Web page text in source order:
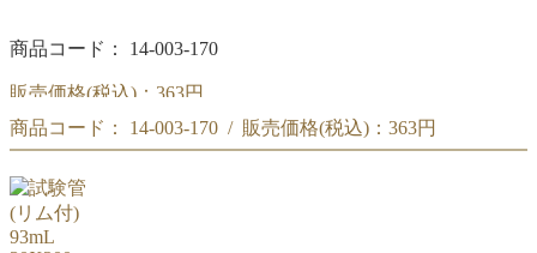
商品コード： 14-003-170
販売価格(税込)： 363円
IWAKI 試験管 63mL (リム付) 25X200mm TEST25NP
商品コード： 14-003-170 / 販売価格(税込)： 363円
IWAKI 試験管 63mL (リム付) 25X200mm TEST25NP